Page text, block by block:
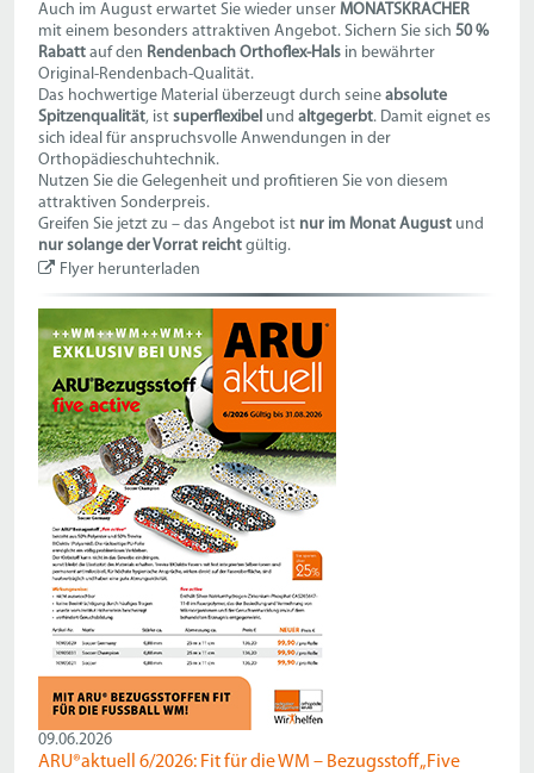
Auch im August erwartet Sie wieder unserMONATSKRACHER
mit einem besonders attraktiven Angebot. Sichern Sie sich50 %
Rabatt auf den Rendenbach Orthoflex-Hals in bewährter
Original-Rendenbach-Qualität.
Das hochwertige Material überzeugt durch seineabsolute
Spitzenqualität, istsuperflexibel undaltgegerbt. Damit eignet es
sich ideal für anspruchsvolle Anwendungen in der
Orthopädieschuhtechnik.
Nutzen Sie die Gelegenheit und profitieren Sie von diesem
attraktiven Sonderpreis.
Greifen Sie jetzt zu – das Angebot ist nur im Monat August und
nur solange der Vorrat reicht gültig.
Flyer herunterladen
09.06.2026
ARU®aktuell 6/2026: Fit für die WM – Bezugsstoff „Five